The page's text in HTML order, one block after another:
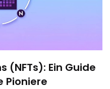
(NFTs): Ein Guide
Pioniere